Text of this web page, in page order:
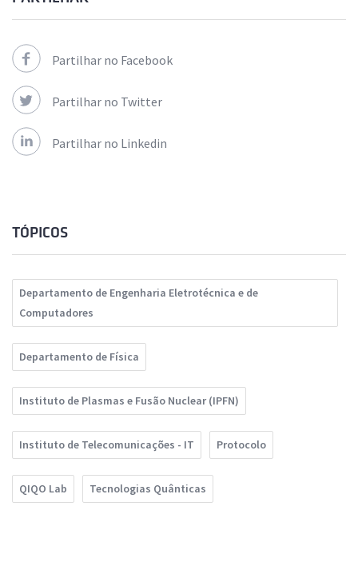
Partilhar no Facebook
Partilhar no Twitter
Partilhar no Linkedin
TÓPICOS
Departamento de Engenharia Eletrotécnica e de
Computadores
Departamento de Física
Instituto de Plasmas e Fusão Nuclear (IPFN)
Instituto de Telecomunicações - IT Protocolo
QIQO Lab Tecnologias Quânticas